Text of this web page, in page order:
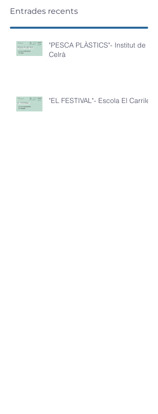
Entrades recents
"PESCA PLÀSTICS"- Institut de
Celrà
"EL FESTIVAL"- Escola El Carrilet